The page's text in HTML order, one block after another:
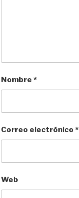
Nombre *
Correo electrónico *
Web